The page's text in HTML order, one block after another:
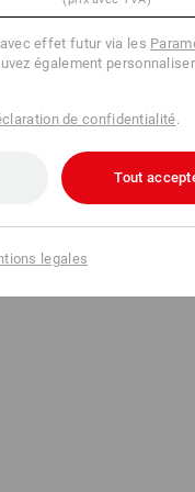
effet futur via les
également
de confidentialité.
Tout
legales